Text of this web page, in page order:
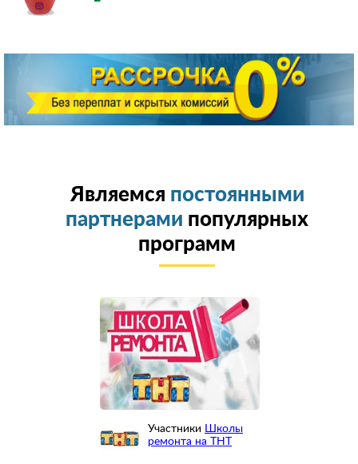
Являемся постоянными
партнерами популярных
программ
Участники
Школы
ремонта на ТНТ